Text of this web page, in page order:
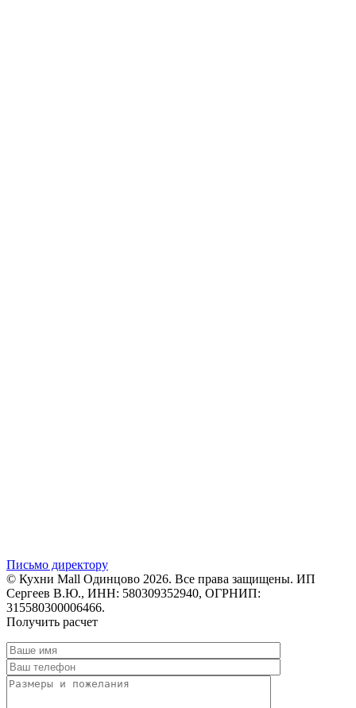
Письмо директору
© Кухни Mall Одинцово 2026. Все права защищены. ИП
Сергеев В.Ю., ИНН: 580309352940, ОГРНИП:
315580300006466.
Получить расчет